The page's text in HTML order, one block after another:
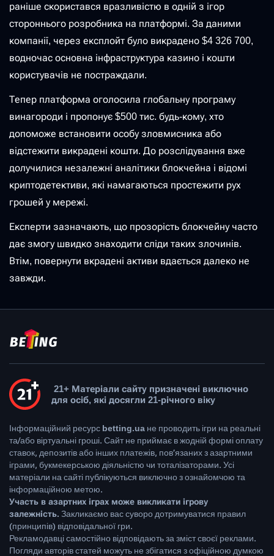
раніше скористався вразливістю в одній з ігор
стороннього розробника на платформі. За даними
компанії, через експлойт було викрадено $4 326 700,
водночас основна інфраструктура казино і кошти
користувачів не постраждали.
Тепер платформа оголосила глобальну програму
винагороди і пропонує $500 тис. будь-кому, хто
допоможе встановити особу зловмисника або
відстежити викрадені кошти. До розслідування вже
долучилися незалежні аналітики блокчейна і відомі
криптодетективи, які намагаються простежити рух
грошей у мережі.
Експерти зазначають, що прозорість блокчейну часто
дає змогу швидко знаходити сліди таких злочинів.
Втім, повернути вкрадені активи вдається далеко не
завжди.
21+ Матеріали сайту призначені виключно
для осіб, які досягли 21-річного віку
Інформаційний ресурс betting.ua не проводить ігри на реальні
та/або віртуальні гроші. Сайт не приймає в жодній формі оплату
ставок, депозитів або інших платежів, пов’язаних з азартними
іграми, букмекерською діяльністю чи тоталізаторами. Усі
матеріали на сайті публікуються виключно з ознайомчою та
інформаційною метою.
Участь в азартних іграх може викликати ігрову
залежність. Закликаємо вас суворо дотримуватися правил
(принципів) відповідальної гри.
Рекламодавці самостійно відповідають за зміст своєї реклами.
Погляди авторів статей можуть не збігатися з офіційною думкою